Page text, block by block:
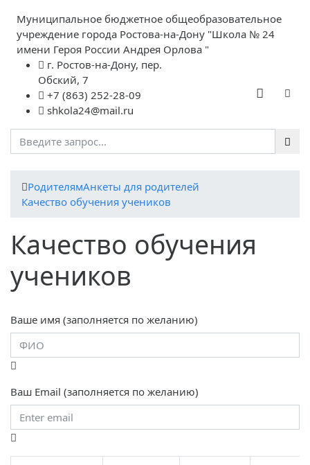
Муниципальное бюджетное общеобразовательное
учреждение города Ростова-на-Дону "Школа № 24
имени Героя России Андрея Орлова "
г. Ростов-на-Дону, пер.
Обский, 7
+7 (863) 252-28-09
shkola24@mail.ru
РодителямАнкеты для родителей
Качество обучения учеников
Качество обучения
учеников
Ваше имя (заполняется по желанию)
Ваш Email (заполняется по желанию)